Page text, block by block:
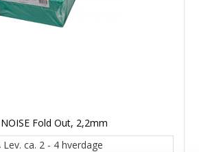
Fold Out, 2,2mm
Lev. ca. 2 - 4 hverdage